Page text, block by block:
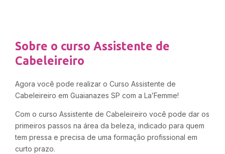
Sobre o curso Assistente de
Cabeleireiro
Agora você pode realizar o Curso Assistente de
Cabeleireiro em Guaianazes SP com a La’Femme!
Com o curso Assistente de Cabeleireiro você pode dar os
primeiros passos na área da beleza, indicado para quem
tem pressa e precisa de uma formação profissional em
curto prazo.